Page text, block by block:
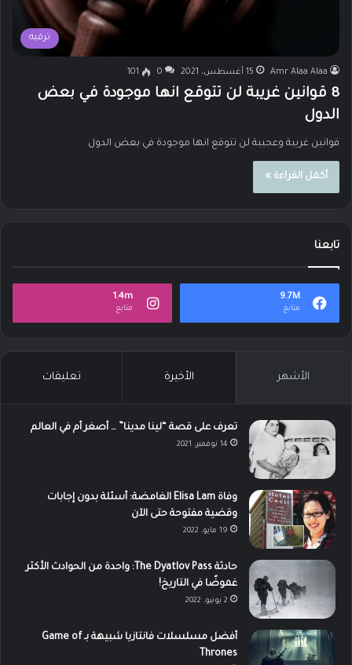
ترفيه
Amr Alaa Alaa 15 أغسطس، 2021 0
101
8 قوانين غريبة لن تتوقع انها موجودة في بعض
الدول
قوانين غريبة وعجيبة لن تتوقع انها موجودة في بعض الدول
أكمل القراءة »
تابعنا
9.7M
متابع
1.4m
متابع
الأشهر الأخيرة تعليقات
تعرف على قصة “لينا مدينا” … أصغر أم في العالم
14 نوفمبر، 2021
وفاة Elisa Lam الغامضة: أسئلة بدون إجابات
وقضية مفتوحة حتى الآن
19 مايو، 2022
حادثة The Dyatlov Pass: واحدة من الحوادث الأكثر
غموضًا في التاريخ!
2 يونيو، 2022
أفضل مسلسلات فانتازيا شبيهة بـ Game of
Thrones